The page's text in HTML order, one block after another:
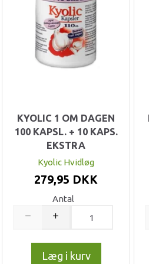
KYOLIC 1 OM DAGEN
100 KAPSL. + 10 KAPS.
EKSTRA
Kyolic Hvidløg
279,95 DKK
Antal
Læg i kurv